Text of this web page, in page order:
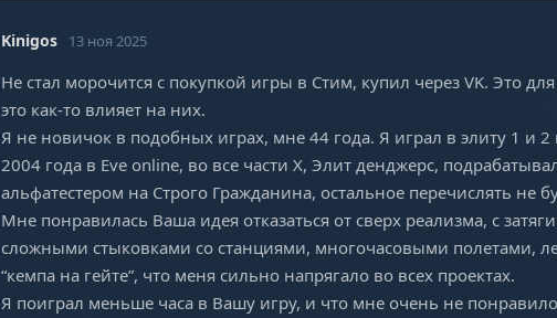
Kinigos 13 ноя 2025
Не стал морочится с покупкой игры в Стим, купил через VK. Это
это как-то влияет на них.
Я не новичок в подобных играх, мне 44 года. Я играл в элиту 1 и 2
2004 года в Eve online, во все части X, Элит денджерс,
альфатестером на Строго Гражданина, остальное перечислять не
Мне понравилась Ваша идея отказаться от сверх реализма, с
сложными стыковками со станциями, многочасовыми полетами,
“кемпа на гейте”, что меня сильно напрягало во всех проектах.
Я поиграл меньше часа в Вашу игру, и что мне очень не